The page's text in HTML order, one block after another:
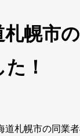
幌市
！
道札幌市の同業